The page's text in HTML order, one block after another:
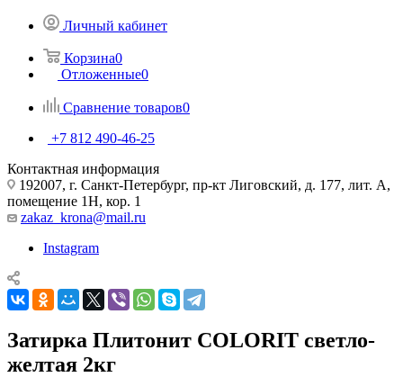
Личный кабинет
Корзина0
Отложенные0
Сравнение товаров0
+7 812 490-46-25
Контактная информация
192007, г. Санкт-Петербург, пр-кт Лиговский, д. 177, лит. А,
помещение 1Н, кор. 1
zakaz_krona@mail.ru
Instagram
Затирка Плитонит COLORIT светло-
желтая 2кг